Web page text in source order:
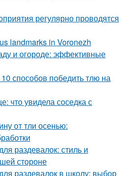
регулярно проводятся
landmarks in Voronezh
и огороде: эффективные
способов победить тлю на
что увидела соседка с
от тли осенью:
раздевалок: стиль и
стороне
раздевалок в школу: выбор